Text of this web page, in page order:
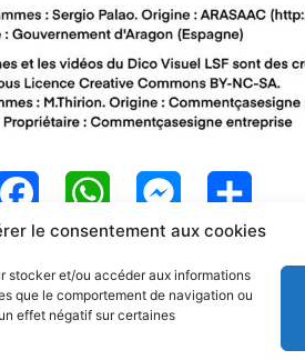
le consentement aux cookies
stocker et/ou accéder aux informations
que le comportement de navigation ou
effet négatif sur certaines
F
e
W
h
a
t
M
e
s
s
P
a
r